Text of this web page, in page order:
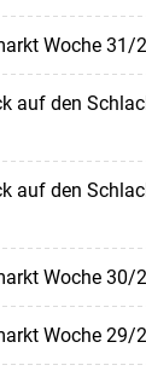
Woche 31/
auf den
auf den
Woche 30/
Woche 29/